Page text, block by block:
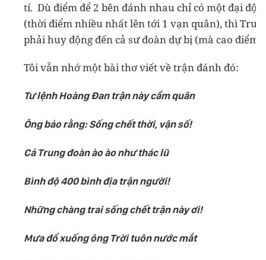
tí. Dù điểm để 2 bên đánh nhau chỉ có một đại
(thời điểm nhiều nhất lên tới 1 vạn quân), thì
phải huy động đến cả sư đoàn dự bị (mà cao điểm
Tôi vẫn nhớ một bài thơ viết về trận đánh đó:
Tư lệnh Hoàng Đan trận này cầm quân
Ông bảo rằng: Sống chết thời, vận số!
Cả Trung đoàn ào ào như thác lũ
Bình độ 400 bình địa trận người!
Những chàng trai sống chết trận này ơi!
Mưa đổ xuống ông Trời tuôn nước mắt